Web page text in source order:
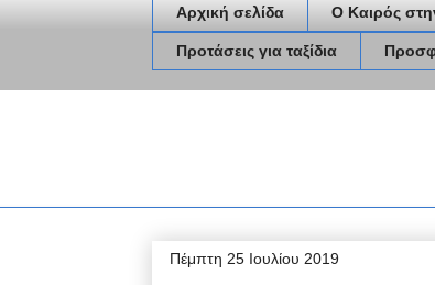
Αρχική σελίδα Ο Καιρός
Προτάσεις για ταξίδια
Πέμπτη 25 Ιουλίου 2019